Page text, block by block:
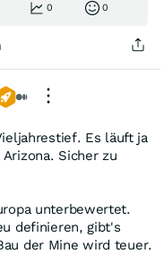
0 0
Es läuft ja
Sicher zu
unterbewertet.
definieren, gibt's
der Mine wird teuer.